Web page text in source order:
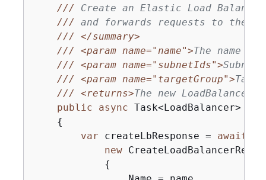
/// Create an Elastic Load
/// and forwards requests to the
///
</summary>
///
<param name="name">The name
///
<param name="subnetIds">
///
<param name="targetGroup">
///
<returns>The new LoadBalancer
public
async Task<LoadBalancer>
{
var createLbResponse = await
new
{